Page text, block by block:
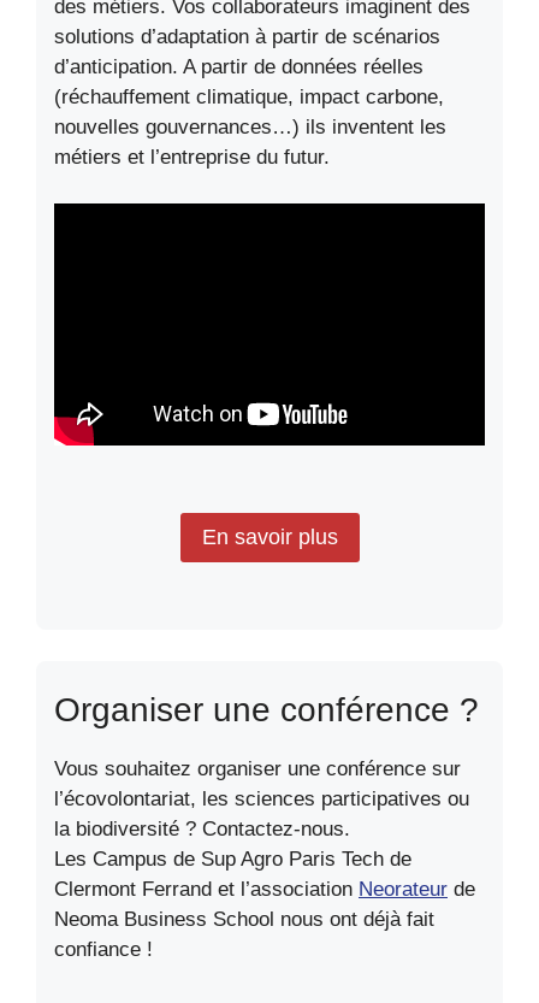
des métiers. Vos collaborateurs imaginent des
solutions d’adaptation à partir de scénarios
d’anticipation. A partir de données réelles
(réchauffement climatique, impact carbone,
nouvelles gouvernances…) ils inventent les
métiers et l’entreprise du futur.
En savoir plus
Organiser une conférence ?
Vous souhaitez organiser une conférence sur
l’écovolontariat, les sciences participatives ou
la biodiversité ? Contactez-nous.
Les Campus de Sup Agro Paris Tech de
Clermont Ferrand et l’association Neorateur de
Neoma Business School nous ont déjà fait
confiance !